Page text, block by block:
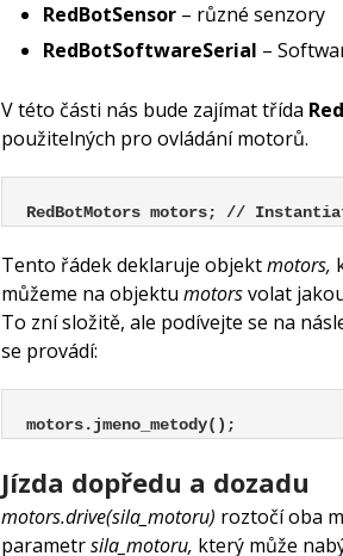
RedBotSensor – různé senzory
RedBotSoftwareSerial –
V této části nás bude zajímat třída
použitelných pro ovládání motorů.
RedBotMotors motors; //
Tento řádek deklaruje objektmotors,
můžeme na objektu motorsvolat
To zní složitě, ale podívejte se na
se provádí:
motors.jmeno_metody();
Jízda dopředu a dozadu
motors.drive(sila_motoru) roztočí oba
parametrsila_motoru, který může